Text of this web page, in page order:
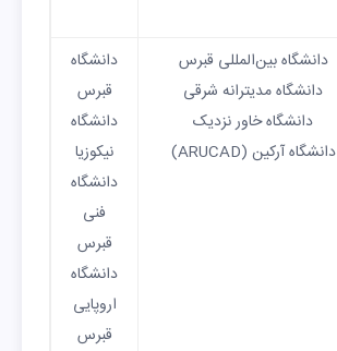
دانشگاه بین‌المللی قبرس
دانشگاه مدیترانه شرقی
دانشگاه خاور نزدیک
دانشگاه آرکین (ARUCAD)
دانشگاه
قبرس
دانشگاه
نیکوزیا
دانشگاه
فنی
قبرس
دانشگاه
اروپایی
قبرس